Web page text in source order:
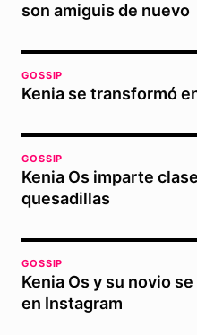
son amiguis de nuevo
GOSSIP
Kenia se transformó
GOSSIP
Kenia Os imparte
quesadillas
GOSSIP
Kenia Os y su novio
en Instagram